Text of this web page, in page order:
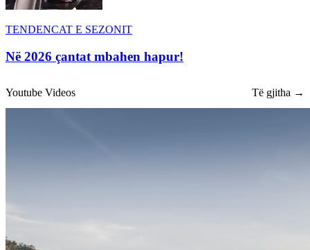
TENDENCAT E SEZONIT
Në 2026 çantat mbahen hapur!
Youtube Videos Të gjitha →